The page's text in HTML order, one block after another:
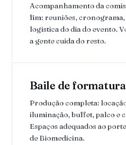
Acompanhamento da
fim: reuniões,
logística do dia do evento.
a gente cuida do resto.
Baile de formatura
Produção completa:
iluminação, buffet, palco e
Espaços adequados ao
de Biomedicina.